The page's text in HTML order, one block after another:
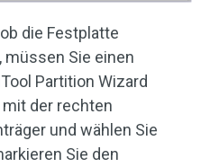
die Festplatte
Sie einen
Partition Wizard
der rechten
und wählen Sie
Sie den